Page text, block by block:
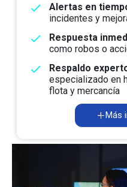
Alertas en
incidentes y
Respuesta
como robos o
Respaldo
especializado en
flota y mercancía
Más